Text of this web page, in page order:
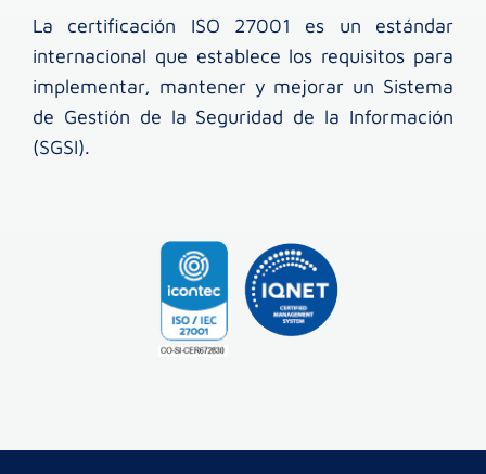
La certificación ISO 27001 es un estándar
internacional que establece los requisitos para
implementar, mantener y mejorar un Sistema
de Gestión de la Seguridad de la Información
(SGSI).